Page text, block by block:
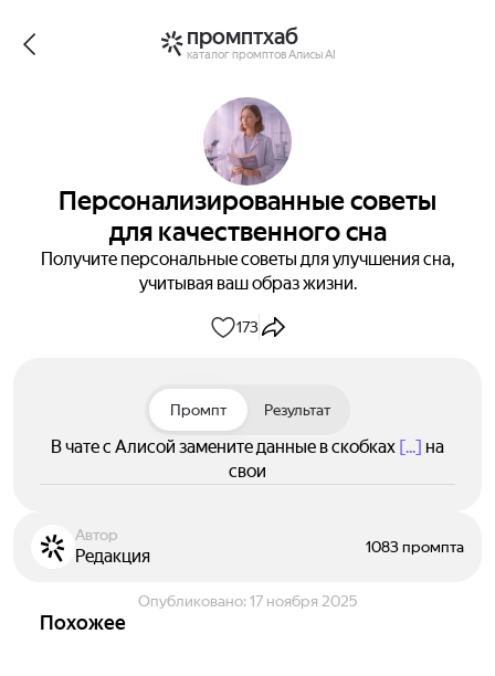
промптхаб
каталог промптов Алисы AI
Персонализированные советы
для качественного сна
Получите персональные советы для улучшения сна,
учитывая ваш образ жизни.
173
Промпт Результат
В чате с Алисой замените данные в скобках [...] на
свои
Автор
Редакция 1083 промпта
Опубликовано: 17 ноября 2025
Похожее